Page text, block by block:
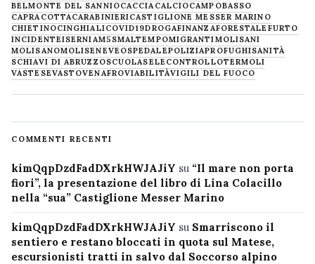
BELMONTE DEL SANNIOCACCIACALCIOCAMPOBASSO
CAPRACOTTACARABINIERICASTIGLIONE MESSER MARINO
CHIETINOCINGHIALICOVID19DROGAFINANZAFORESTALE FURTO
INCIDENTEISERNIAM5SMALTEMPOMIGRANTIMOLISANI
MOLISANOMOLISENEVE OSPEDALEPOLIZIAPROFUGHISANITÀ
SCHIAVI DI ABRUZZOSCUOLASELECONTROLLOTERMOLI
VASTESEVASTOVENAFROVIABILITÀVIGILI DEL FUOCO
COMMENTI RECENTI
kimQqpDzdFadDXrkHWJAJiY su “Il mare non porta
fiori”, la presentazione del libro di Lina Colacillo
nella “sua” Castiglione Messer Marino
kimQqpDzdFadDXrkHWJAJiY su Smarriscono il
sentiero e restano bloccati in quota sul Matese,
escursionisti tratti in salvo dal Soccorso alpino